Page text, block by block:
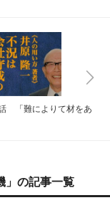
「難によりて材をあ
」の記事一覧